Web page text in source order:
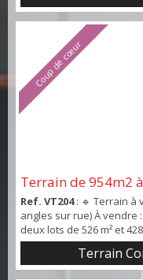
Coup de cœur
Terrain de 954m2
Ref. VT204: 🔹 Terrain à
angles sur rue) À vendre
deux lots de 526 m² et
2 angles sur rue. Parfait
appartements à l’étage
Quartier résidentiel prisé,
Terrain